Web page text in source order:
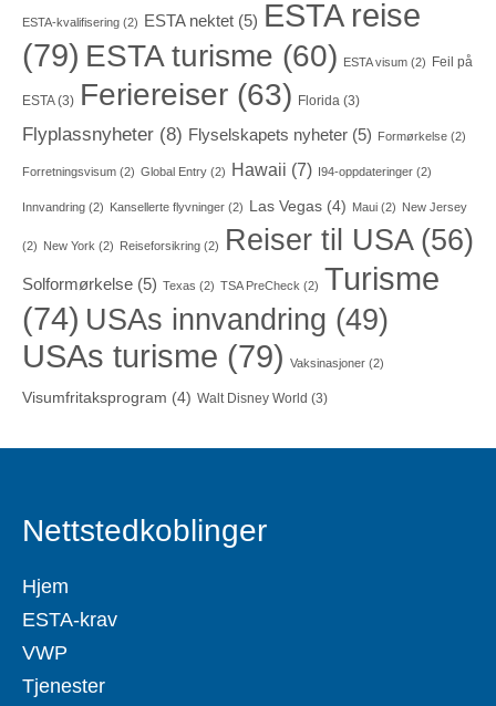
ESTA-kvalifisering (2) ESTA nektet (5) ESTA reise
(79) ESTA turisme (60) ESTA visum (2) Feil på
ESTA(3) Feriereiser (63) Florida (3)
Flyplassnyheter (8) Flyselskapets nyheter (5) Formørkelse (2)
Forretningsvisum (2) Global Entry (2) Hawaii (7) I94-oppdateringer (2)
Innvandring (2) Kansellerte flyvninger (2) Las Vegas (4) Maui (2) New Jersey
(2) New York (2) Reiseforsikring (2) Reiser til USA(56)
Solformørkelse (5) Texas (2) TSA PreCheck (2) Turisme
(74) USAs innvandring (49)
USAs turisme (79) Vaksinasjoner (2)
Visumfritaksprogram (4) Walt Disney World (3)
Nettstedkoblinger
Hjem
ESTA-krav
VWP
Tjenester